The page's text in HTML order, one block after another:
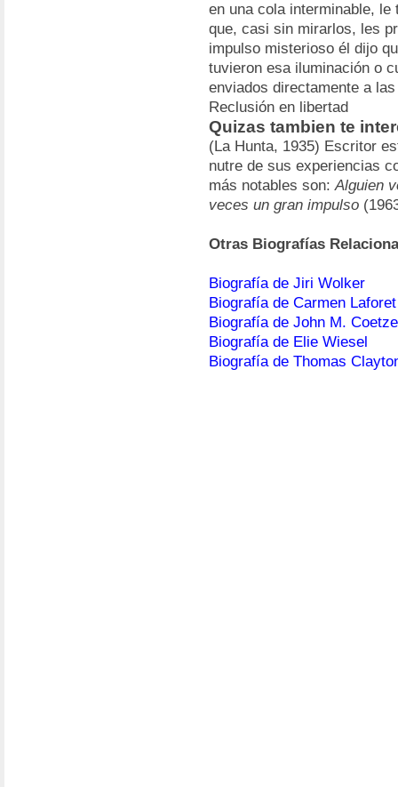
en una cola interminable,
que, casi sin mirarlos, les
impulso misterioso él dijo
tuvieron esa iluminación o
enviados directamente a
Reclusión en libertad
Quizas tambien te
(La Hunta, 1935) Escritor
nutre de sus experiencias
más notables son:Alguien
veces un gran impulso
Otras Biografías
Biografía de Jiri Wolker
Biografía de Carmen Laforet
Biografía de John M.
Biografía de Elie Wiesel
Biografía de Thomas